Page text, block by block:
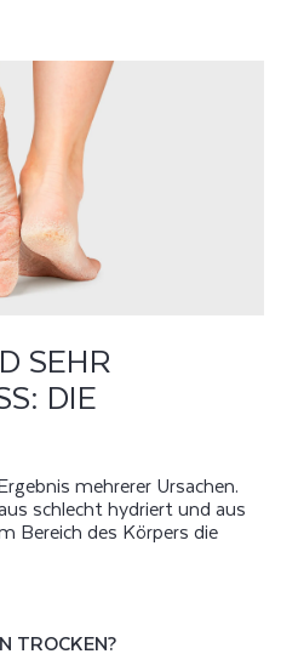
SEHR
DIE U
mehrerer Ursachen.
schlecht hydriert und aus
Bereich des Körpers die
TROCKEN?